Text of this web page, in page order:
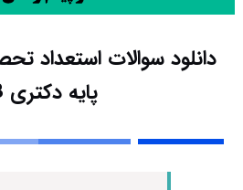
پایه دکتری 93